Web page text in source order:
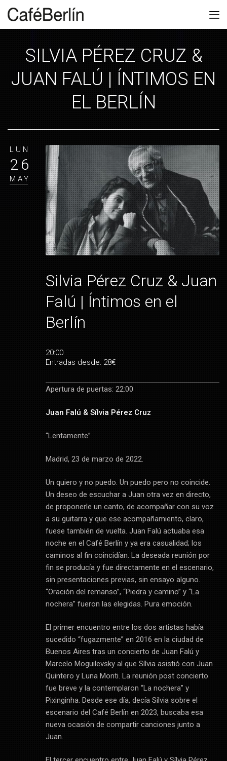
SILVIA PÉREZ CRUZ &
JUAN FALÚ | ÍNTIMOS EN
EL BERLÍN
LUN
26
MAY
Silvia Pérez Cruz & Juan
Falú | Íntimos en el
Berlín
20:00
Entradas desde: 28€
Apertura de puertas: 22:00
Juan Falú & Sílvia Pérez Cruz
“Lentamente”
Madrid, 23 de marzo de 2022.
Un quiero y no puedo. Un puedo pero no coincide.
Un deseo de escuchar a Juan otra vez en directo,
de proponerle un canto, de acompañar con su voz
a su guitarra y que ese acompañamiento, claro,
fuese también de vuelta. Juan Falú actuaba esa
noche en el Café Berlín y ya era casualidad; los
caminos al fin coincidían. La deseada reunión por
fin se producía y fue directamente en el escenario,
sin presentaciones previas, sin ensayo alguno.
“Oración del remanso”, “Piedra y camino” y “La
nochera” fueron las elegidas. Pura emoción.
El primer encuentro entre los dos artistas había
sucedido “fugazmente” en 2016 en la ciudad de
Buenos Aires tras un concierto de Juan Falú y
Marcelo Moguilevsky al que Sílvia asistió con Juan
Quintero y Luna Monti. La reunión post concierto
fue breve y la contemplaron “La nochera” y
Pixinginha. Desde ese día, decía Sílvia sobre el
escenario del Café Berlín en 2023, buscaba esa
nueva ocasión de compartir canciones junto a
Juan.